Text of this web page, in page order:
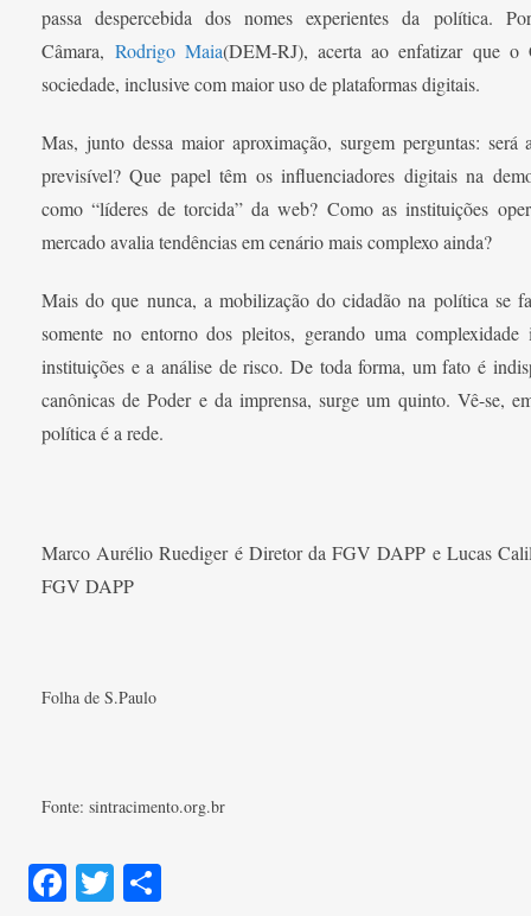
passa despercebida dos nomes experientes da política.
Câmara,Rodrigo Maia(DEM-RJ), acerta ao enfatizar que o
sociedade, inclusive com maior uso de plataformas digitais.
Mas, junto dessa maior aproximação, surgem perguntas:
previsível? Que papel têm os influenciadores digitais na
como “líderes de torcida” da web? Como as instituições
mercado avalia tendências em cenário mais complexo ainda?
Mais do que nunca, a mobilização do cidadão na política se
somente no entorno dos pleitos, gerando uma
instituições e a análise de risco. De toda forma, um fato é
canônicas de Poder e da imprensa, surge um quinto. Vê-se,
política é a rede.
Marco Aurélio Ruediger é Diretor da FGV DAPP e Lucas
FGV DAPP
Folha de S.Paulo
Fonte: sintracimento.org.br
F T